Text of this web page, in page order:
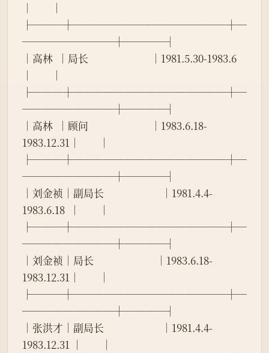
│        │
├───┼───────────────┼─
─────────┼────┤
│高林  │局长                          │1981.5.30-1983.6
│        │
├───┼───────────────┼─
─────────┼────┤
│高林  │顾问                          │1983.6.18-
1983.12.31│        │
├───┼───────────────┼─
─────────┼────┤
│刘金祯│副局长                        │1981.4.4-
1983.6.18  │        │
├───┼───────────────┼─
─────────┼────┤
│刘金祯│局长                          │1983.6.18-
1983.12.31│        │
├───┼───────────────┼─
─────────┼────┤
│张洪才│副局长                        │1981.4.4-
1983.12.31 │        │